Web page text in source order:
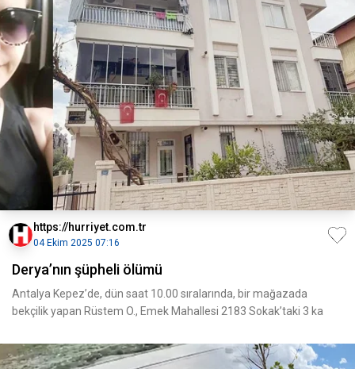
https://hurriyet.com.tr
04 Ekim 2025 07:16
Derya’nın şüpheli ölümü
Antalya Kepez’de, dün saat 10.00 sıralarında, bir mağazada
bekçilik yapan Rüstem O., Emek Mahallesi 2183 Sokak’taki 3 ka